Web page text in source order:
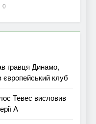
0
гравця Динамо,
європейський клуб
Тевес висловив
А